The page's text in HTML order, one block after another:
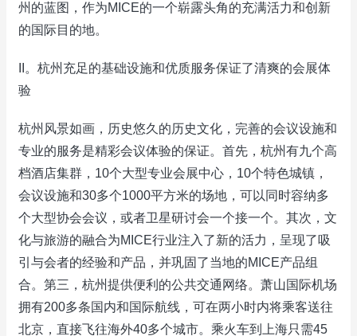
州的蓝图，作为MICE的一个崭露头角的充满活力和创新
的国际目的地。
II。杭州充足的基础设施和优质服务保证了清爽的会展体
验
杭州风景如画，历史悠久的历史文化，完善的会议设施和
专业的服务是精彩会议体验的保证。首先，杭州有九个高
档酒店集群，10个大型专业会展中心，10个特色城镇，
会议设施和30多个1000平方米的场地，可以同时容纳多
个大型协会会议，或者卫星研讨会一个接一个。其次，文
化与旅游的融合为MICE行业注入了新的活力，呈现了吸
引与会者的经验和产品，并巩固了当地的MICE产品组
合。第三，杭州提供便利的公共交通网络。萧山国际机场
拥有200多条国内和国际航线，可在两小时内将乘客送往
北京，直接飞往海外40多个城市。乘火车到上海只需45